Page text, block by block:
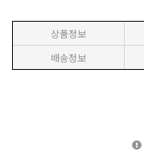
상품정보
배송정보